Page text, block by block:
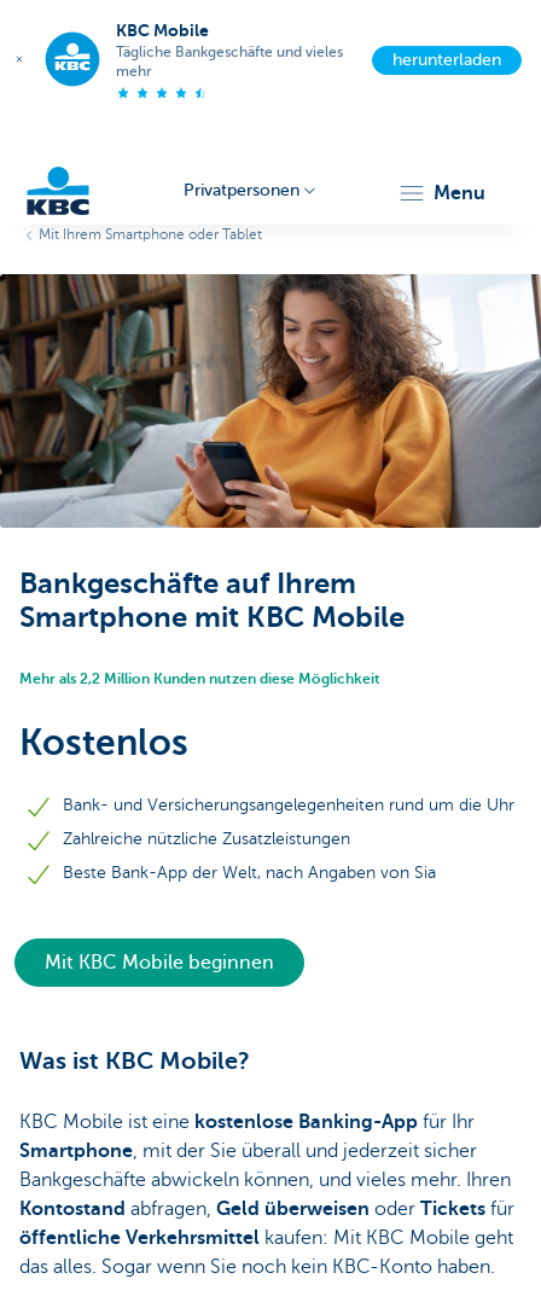
KBC Mobile
Tägliche Bankgeschäfte und vieles
mehr
herunterladen
Particulieren
Privatpersonen menu
Mit Ihrem Smartphone oder Tablet
Bankgeschäfte auf Ihrem
Smartphone mit KBC Mobile
Mehr als 2,2 Million Kunden nutzen diese Möglichkeit
Kostenlos
Bank- und Versicherungsangelegenheiten rund um die Uhr
Zahlreiche nützliche Zusatzleistungen
Beste Bank-App der Welt, nach Angaben von Sia
Mit KBC Mobile beginnen
Was ist KBC Mobile?
KBC Mobile ist eine kostenlose Banking-App für Ihr
Smartphone, mit der Sie überall und jederzeit sicher
Bankgeschäfte abwickeln können, und vieles mehr. Ihren
Kontostand abfragen, Geld überweisen oder Tickets für
öffentliche Verkehrsmittel kaufen: Mit KBC Mobile geht
das alles. Sogar wenn Sie noch kein KBC-Konto haben.